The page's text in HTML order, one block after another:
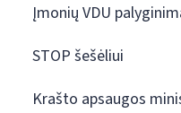
Įmonių VDU
STOP šešėliui
Krašto apsaugos